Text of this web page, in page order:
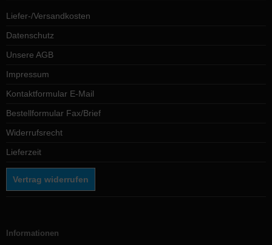
Liefer-/Versandkosten
Datenschutz
Unsere AGB
Impressum
Kontaktformular E-Mail
Bestellformular Fax/Brief
Widerrufsrecht
Lieferzeit
Vertrag widerrufen
Informationen